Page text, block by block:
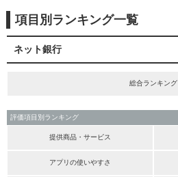
項目別ランキング一覧
ネット銀行
総合ランキング
評価項目別ランキング
提供商品・サービス
アプリの使いやすさ